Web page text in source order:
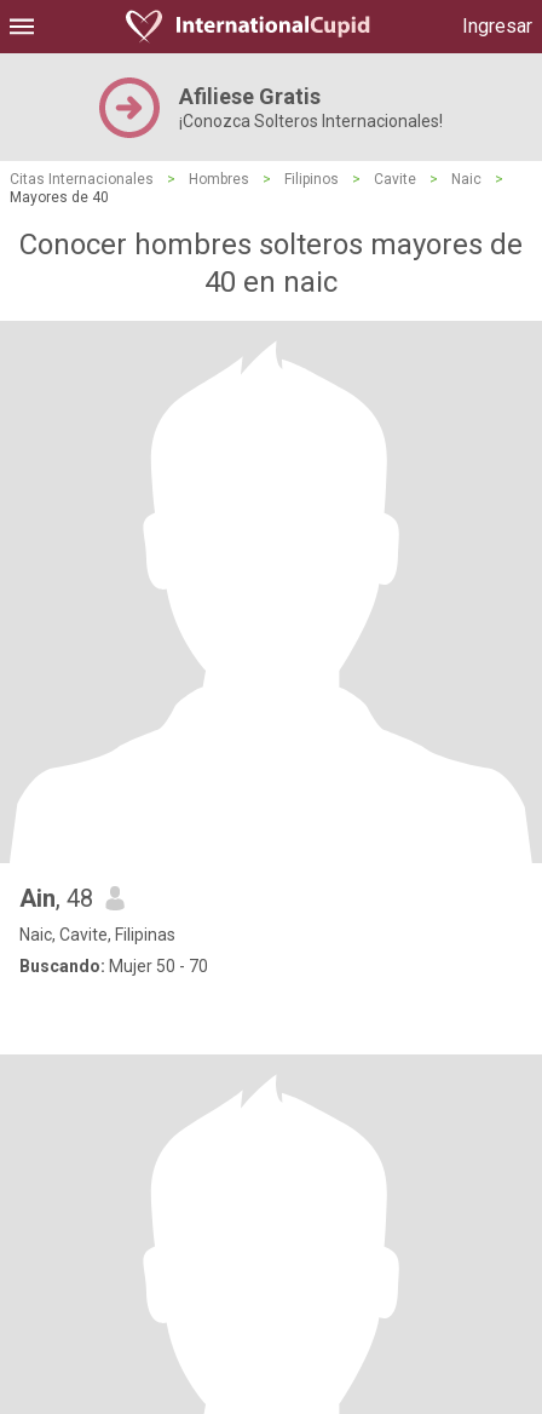
Ingresar
Afiliese Gratis
¡Conozca Solteros Internacionales!
Citas Internacionales > Hombres > Filipinos > Cavite > Naic
>
Mayores de 40
Conocer hombres solteros mayores de
40 en naic
Ain, 48
Naic, Cavite, Filipinas
Buscando: Mujer 50 - 70